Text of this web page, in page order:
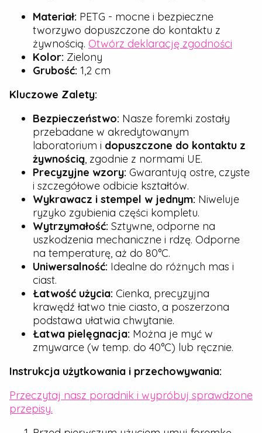
Materiał: PETG - mocne i bezpieczne
tworzywo dopuszczone do kontaktu z
żywnością. Otwórz deklarację zgodności
Kolor: Zielony
Grubość: 1,2 cm
Kluczowe Zalety:
Bezpieczeństwo: Nasze foremki zostały
przebadane w akredytowanym
laboratorium i dopuszczone do kontaktu z
żywnością, zgodnie z normami UE.
Precyzyjne wzory: Gwarantują ostre, czyste
i szczegółowe odbicie kształtów.
Wykrawacz i stempel w jednym: Niweluje
ryzyko zgubienia części kompletu.
Wytrzymałość: Sztywne, odporne na
uszkodzenia mechaniczne i rdzę. Odporne
na temperaturę, aż do 80°C.
Uniwersalność: Idealne do różnych mas i
ciast.
Łatwość użycia: Cienka, precyzyjna
krawędź łatwo tnie ciasto, a poszerzona
podstawa ułatwia chwytanie.
Łatwa pielęgnacja: Można je myć w
zmywarce (w temp. do 40°C) lub ręcznie.
Instrukcja użytkowania i przechowywania:
Przeczytaj nasz poradnik i wypróbuj sprawdzone
przepisy.